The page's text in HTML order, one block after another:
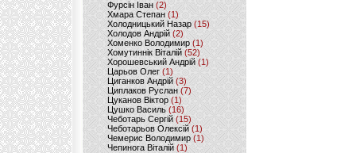
Фурсін Іван (2)
Хмара Степан(1)
Холодницький Назар(15)
Холодов Андрій (2)
Хоменко Володимир (1)
Хомутиннік Віталій (52)
Хорошевський Андрій (1)
Царьов Олег (1)
Циганков Андрій (3)
Циплаков Руслан(7)
Цуканов Віктор (1)
Цушко Василь (16)
Чеботарь Сергій (15)
Чеботарьов Олексій (1)
Чемерис Володимир (1)
Чепинога Віталій (1)